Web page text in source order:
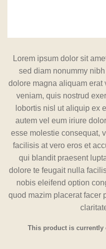
Lorem ipsum dolor sit
sed diam nonummy
dolore magna aliquam erat
veniam, quis nostrud
lobortis nisl ut aliquip ex
autem vel eum iriure
esse molestie consequat,
facilisis at vero eros et
qui blandit praesent
dolore te feugait nulla
nobis eleifend option
quod mazim placerat facer
This product is currently